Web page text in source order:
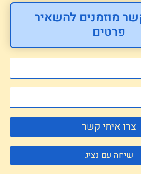
מוזמנים להשאיר
פרטים
צרו איתי קשר
שיחה עם נציג